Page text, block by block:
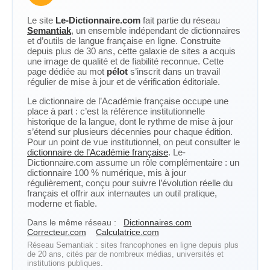
Le site Le-Dictionnaire.com fait partie du réseau
Semantiak, un ensemble indépendant de dictionnaires
et d’outils de langue française en ligne. Construite
depuis plus de 30 ans, cette galaxie de sites a acquis
une image de qualité et de fiabilité reconnue. Cette
page dédiée au mot pélot s’inscrit dans un travail
régulier de mise à jour et de vérification éditoriale.
Le dictionnaire de l’Académie française occupe une
place à part : c’est la référence institutionnelle
historique de la langue, dont le rythme de mise à jour
s’étend sur plusieurs décennies pour chaque édition.
Pour un point de vue institutionnel, on peut consulter le
dictionnaire de l’Académie française. Le-
Dictionnaire.com assume un rôle complémentaire : un
dictionnaire 100 % numérique, mis à jour
régulièrement, conçu pour suivre l’évolution réelle du
français et offrir aux internautes un outil pratique,
moderne et fiable.
Dans le même réseau :
Dictionnaires.com
Correcteur.com
Calculatrice.com
Réseau Semantiak : sites francophones en ligne depuis plus
de 20 ans, cités par de nombreux médias, universités et
institutions publiques.